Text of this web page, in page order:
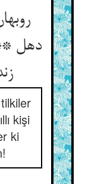
دهل
kişi
ki